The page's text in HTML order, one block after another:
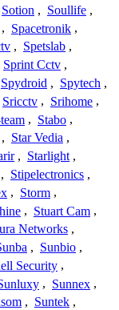
Sotion , Soullife ,
, Spacetronik ,
, Spetslab ,
Sprint Cctv ,
Spydroid , Spytech ,
Sricctv , Srihome ,
, Stabo ,
, Star Vedia ,
, Starlight ,
, Stipelectronics ,
, Storm ,
, Stuart Cam ,
Networks ,
, Sunbio ,
Security ,
, Sunnex ,
, Suntek ,